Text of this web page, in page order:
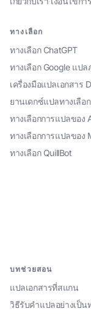
ทางเลือก
ทางเลือก ChatGPT
ทางเลือก Google แปล
เครื่องมือแปลเอกสาร
ยานเดกซ์แปลทางเลือก
ทางเลือกการแปลของ
ทางเลือกการแปลของ
ทางเลือก QuillBot
บทช่วยสอน
แปลเอกสารที่สแกน
วิธีรับคำแปลอย่างเป็น